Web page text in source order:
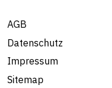
AGB
Datenschutz
Impressum
Sitemap